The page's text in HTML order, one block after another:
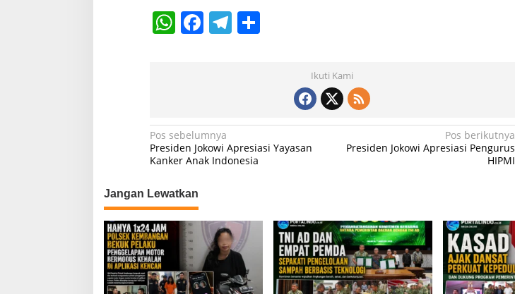
W
p
p
F
o
o
T
m
S
Ikuti Kami
N
a
i
g
a
s
i
Pos sebelumnya
Presiden Jokowi Apresiasi Yayasan
Kanker Anak Indonesia
Pos berikutnya
Presiden Jokowi Apresiasi Pengurus
HIPMI
Jangan Lewatkan